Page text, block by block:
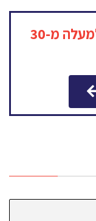
בטיחות, מקצועיות ושירות למעלה מ-30